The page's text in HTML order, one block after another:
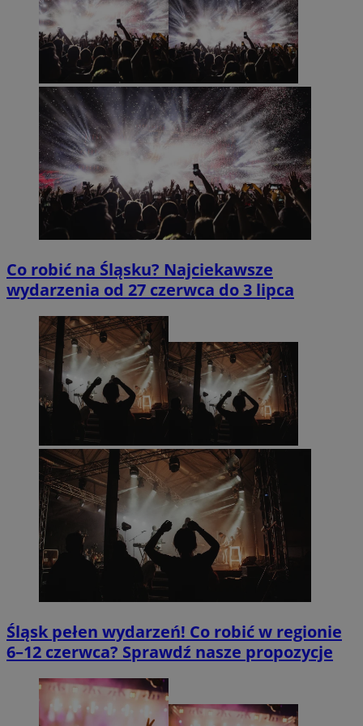
Co robić na Śląsku? Najciekawsze
wydarzenia od 27 czerwca do 3 lipca
Śląsk pełen wydarzeń! Co robić w regionie
6–12 czerwca? Sprawdź nasze propozycje
Niesklasyfikowane
Niezbędne pliki cookie umożliwiają korzystanie z podstawowych
internetowej, takich jak logowanie użytkownika i zarządzanie
niezbędnych plików cookie nie można prawidłowo korzystać ze
internetowej.
Nazwa
Provider/
Domena
SessID
pyskowice.com.pl
QeSessID pyskowice.com.pl
CookieScriptConsent
CookieScript
pyskowice.com.pl
Google Privacy Policy